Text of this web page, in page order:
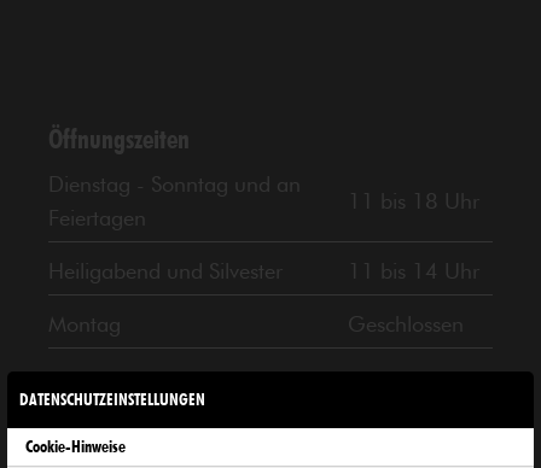
Öffnungszeiten
Dienstag - Sonntag und an
Feiertagen
11 bis 18 Uhr
Heiligabend und Silvester 11 bis 14 Uhr
Montag Geschlossen
Preise
DATENSCHUTZEINSTELLUNGEN
Cookie-Hinweise